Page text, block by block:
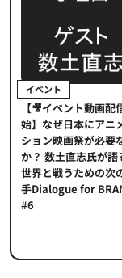
イベント
【🎥イベント動画配
始】なぜ日本にアニ
ション映画祭が必要
か？ 数土直志氏が語
世界と戦うための次
手Dialogue for
#6